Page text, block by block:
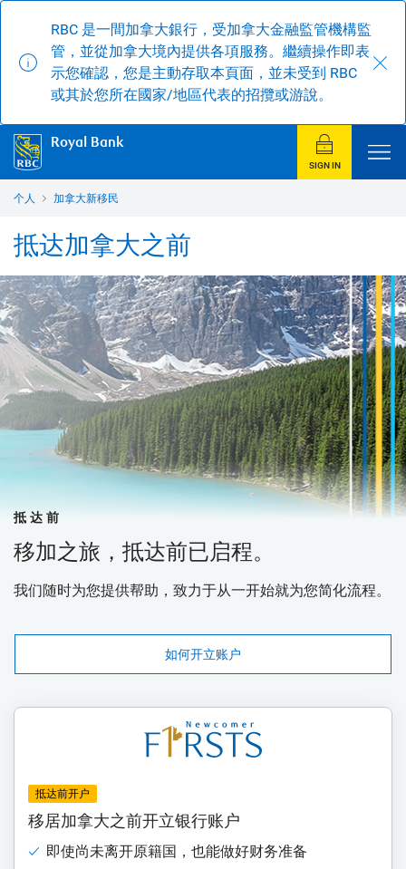
RBC 是一間加拿大銀行，受加拿大金融監管機構監
管，並從加拿大境內提供各項服務。繼續操作即表
示您確認，您是主動存取本頁面，並未受到 RBC
或其於您所在國家/地區代表的招攬或游說。
Royal Bank
SIGN IN
个人 加拿大新移民
抵达加拿大之前
抵达前
移加之旅，抵达前已启程。
我们随时为您提供帮助，致力于从一开始就为您简化流程。
如何开立账户
抵达前开户
移居加拿大之前开立银行账户
即使尚未离开原籍国，也能做好财务准备